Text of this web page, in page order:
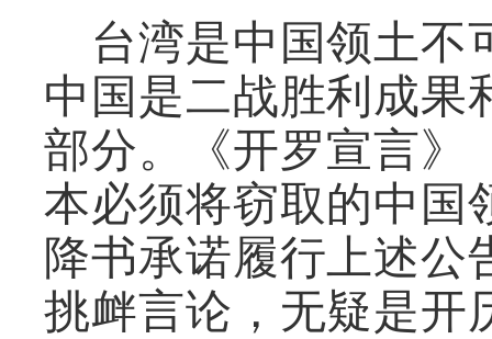
台湾是中国领土不
中国是二战胜利成果
部分。《开罗宣言》
本必须将窃取的中国
降书承诺履行上述公
挑衅言论，无疑是开